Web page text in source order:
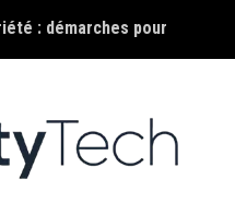
: démarches pour